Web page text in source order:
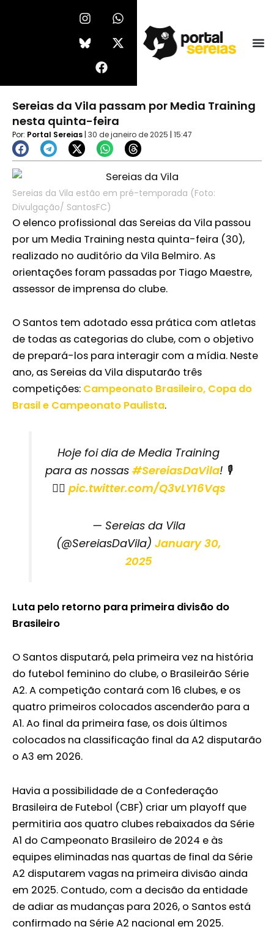
I
n
s
t
r
a
m
W
h
a
t
p
X
-
t
w
t
r
b
o
o
Sereias da Vila passam por Media Training
nesta quinta-feira
Por: Portal Sereias | 30 de janeiro de 2025 | 15:47
Sereias da Vila estão em pré-temporada (Foto:
Divulgação/ SantosFC)
O elenco profissional das Sereias da Vila passou
por um Media Training nesta quinta-feira (30),
realizado no auditório da Vila Belmiro. As
orientações foram passadas por Tiago Maestre,
assessor de imprensa do clube.
O Santos tem adotado essa prática com atletas
de todas as categorias do clube, com o objetivo
de prepará-los para interagir com a mídia. Neste
ano, as Sereias da Vila disputarão três
competições: Campeonato Brasileiro, Copa do
Brasil e Campeonato Paulista.
Hoje foi dia de Media Training
para as nossas #SereiasDaVila! 🎙️
🧜‍♀️ pic.twitter.com/Q3vLY16Vqs
— Sereias da Vila
(@SereiasDaVila) January 30,
2025
Luta pelo retorno para primeira divisão do
Brasileiro
O Santos disputará, pela primeira vez na história
do futebol feminino do clube, o Brasileirão Série
A2. A competição contará com 16 clubes, e os
quatro primeiros colocados ascenderão para a
A1. Ao final da primeira fase, os dois últimos
colocados na classificação final da A2 disputarão
o A3 em 2026.
Havia a possibilidade de a Confederação
Brasileira de Futebol (CBF) criar um playoff que
permitiria aos quatro clubes rebaixados da Série
A1 do Campeonato Brasileiro de 2024 e às
equipes eliminadas nas quartas de final da Série
A2 disputarem vagas na primeira divisão ainda
em 2025. Contudo, com a decisão da entidade
de adiar as mudanças para 2026, o Santos está
confirmado na Série A2 nacional em 2025.